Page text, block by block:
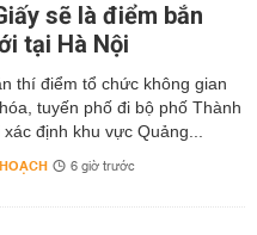
sẽ là điểm bắn
tại Hà Nội
thí điểm tổ chức không gian
tuyến phố đi bộ phố Thành
định khu vực Quảng...
6 giờ trước